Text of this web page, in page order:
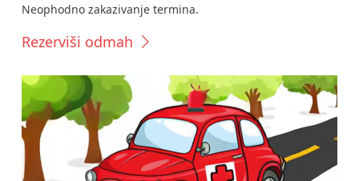
Neophodno zakazivanje termina.
Rezerviši odmah